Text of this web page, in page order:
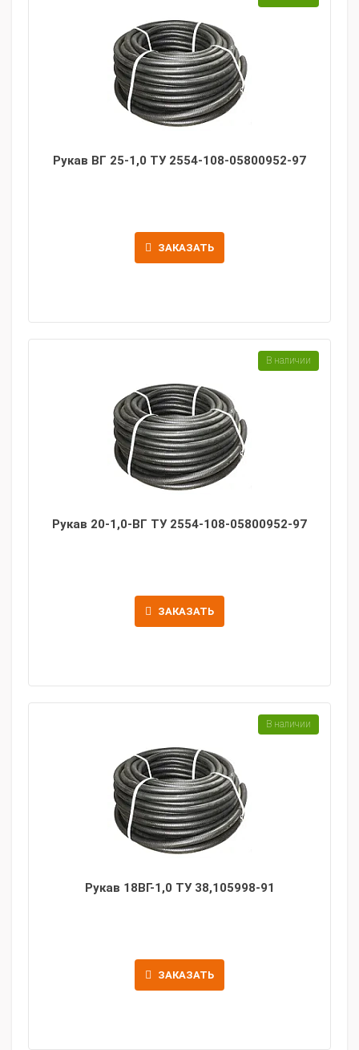
Рукав ВГ 25-1,0 ТУ 2554-108-05800952-97
ЗАКАЗАТЬ
Рукав 20-1,0-ВГ ТУ 2554-108-05800952-97
ЗАКАЗАТЬ
В наличии
Рукав 18ВГ-1,0 ТУ 38,105998-91
ЗАКАЗАТЬ
В наличии